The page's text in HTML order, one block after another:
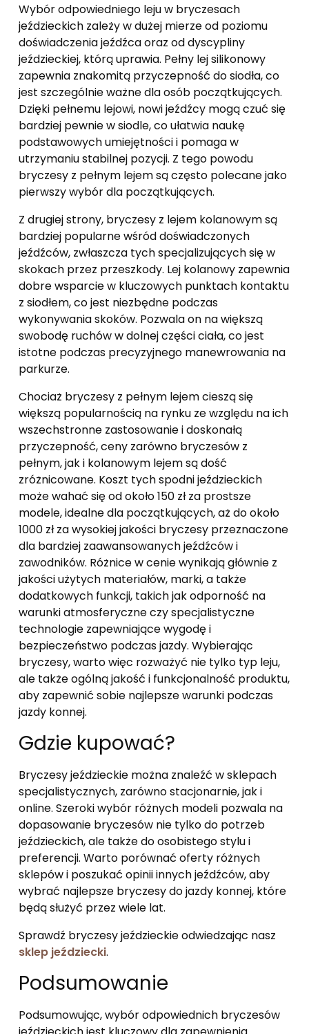
Wybór odpowiedniego leju w bryczesach
jeździeckich zależy w dużej mierze od poziomu
doświadczenia jeźdźca oraz od dyscypliny
jeździeckiej, którą uprawia. Pełny lej silikonowy
zapewnia znakomitą przyczepność do siodła, co
jest szczególnie ważne dla osób początkujących.
Dzięki pełnemu lejowi, nowi jeźdźcy mogą czuć się
bardziej pewnie w siodle, co ułatwia naukę
podstawowych umiejętności i pomaga w
utrzymaniu stabilnej pozycji. Z tego powodu
bryczesy z pełnym lejem są często polecane jako
pierwszy wybór dla początkujących.
Z drugiej strony, bryczesy z lejem kolanowym są
bardziej popularne wśród doświadczonych
jeźdźców, zwłaszcza tych specjalizujących się w
skokach przez przeszkody. Lej kolanowy zapewnia
dobre wsparcie w kluczowych punktach kontaktu
z siodłem, co jest niezbędne podczas
wykonywania skoków. Pozwala on na większą
swobodę ruchów w dolnej części ciała, co jest
istotne podczas precyzyjnego manewrowania na
parkurze.
Chociaż bryczesy z pełnym lejem cieszą się
większą popularnością na rynku ze względu na ich
wszechstronne zastosowanie i doskonałą
przyczepność, ceny zarówno bryczesów z
pełnym, jak i kolanowym lejem są dość
zróżnicowane. Koszt tych spodni jeździeckich
może wahać się od około 150 zł za prostsze
modele, idealne dla początkujących, aż do około
1000 zł za wysokiej jakości bryczesy przeznaczone
dla bardziej zaawansowanych jeźdźców i
zawodników. Różnice w cenie wynikają głównie z
jakości użytych materiałów, marki, a także
dodatkowych funkcji, takich jak odporność na
warunki atmosferyczne czy specjalistyczne
technologie zapewniające wygodę i
bezpieczeństwo podczas jazdy. Wybierając
bryczesy, warto więc rozważyć nie tylko typ leju,
ale także ogólną jakość i funkcjonalność produktu,
aby zapewnić sobie najlepsze warunki podczas
jazdy konnej.
Gdzie kupować?
Bryczesy jeździeckie można znaleźć w sklepach
specjalistycznych, zarówno stacjonarnie, jak i
online. Szeroki wybór różnych modeli pozwala na
dopasowanie bryczesów nie tylko do potrzeb
jeździeckich, ale także do osobistego stylu i
preferencji. Warto porównać oferty różnych
sklepów i poszukać opinii innych jeźdźców, aby
wybrać najlepsze bryczesy do jazdy konnej, które
będą służyć przez wiele lat.
Sprawdź bryczesy jeździeckie odwiedzając nasz
sklep jeździecki.
Podsumowanie
Podsumowując, wybór odpowiednich bryczesów